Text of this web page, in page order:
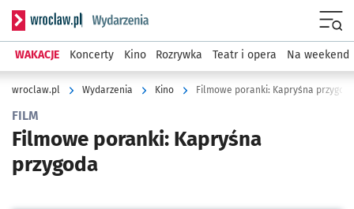
Serwis informacyjny wroclaw.pl podserwis: Wydarzenia
WAKACJE Koncerty Kino Rozrywka Teatr i opera Na weekend
wroclaw.pl Wydarzenia Kino Filmowe poranki: Kapryśna
FILM
Filmowe poranki: Kapryśna
przygoda